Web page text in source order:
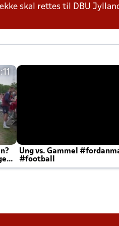
skal rettes til DBU
Ung vs. Gammel
#football